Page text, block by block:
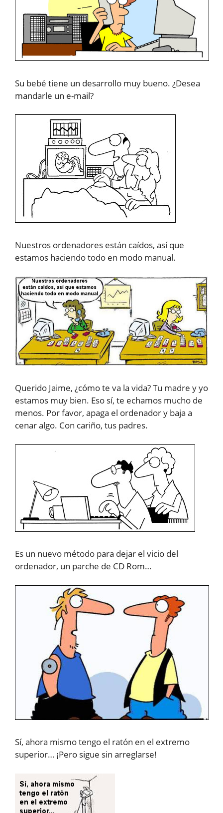
Su bebé tiene un desarrollo muy bueno. ¿Desea
mandarle un e-mail?
Nuestros ordenadores están caídos, así que
estamos haciendo todo en modo manual.
Querido Jaime, ¿cómo te va la vida? Tu madre y yo
estamos muy bien. Eso sí, te echamos mucho de
menos. Por favor, apaga el ordenador y baja a
cenar algo. Con cariño, tus padres.
Es un nuevo método para dejar el vicio del
ordenador, un parche de CD Rom…
Sí, ahora mismo tengo el ratón en el extremo
superior… ¡Pero sigue sin arreglarse!